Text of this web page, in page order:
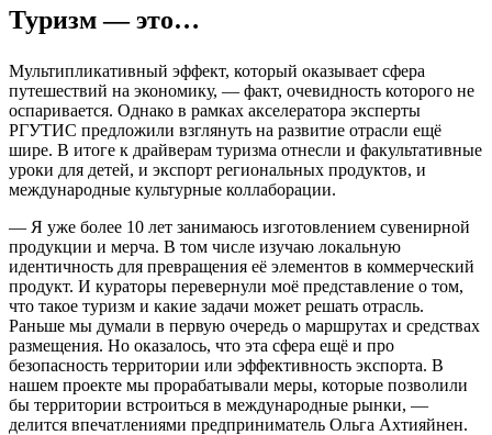
Туризм — это…
Мультипликативный эффект, который оказывает сфера
путешествий на экономику, — факт, очевидность которого не
оспаривается. Однако в рамках акселератора эксперты
РГУТИС предложили взглянуть на развитие отрасли ещё
шире. В итоге к драйверам туризма отнесли и факультативные
уроки для детей, и экспорт региональных продуктов, и
международные культурные коллаборации.
— Я уже более 10 лет занимаюсь изготовлением сувенирной
продукции и мерча. В том числе изучаю локальную
идентичность для превращения её элементов в коммерческий
продукт. И кураторы перевернули моё представление о том,
что такое туризм и какие задачи может решать отрасль.
Раньше мы думали в первую очередь о маршрутах и средствах
размещения. Но оказалось, что эта сфера ещё и про
безопасность территории или эффективность экспорта. В
нашем проекте мы прорабатывали меры, которые позволили
бы территории встроиться в международные рынки, —
делится впечатлениями предприниматель Ольга Ахтияйнен.